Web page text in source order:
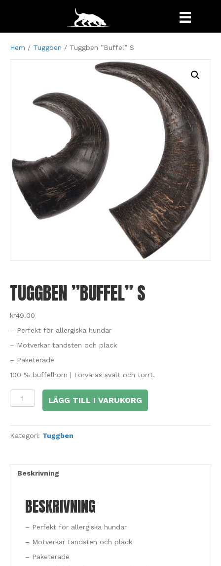
Hem / Tuggben / Tuggben ”Buffel” S
TUGGBEN ”BUFFEL” S
kr49.00
– Perfekt för allergiska hundar
– Motverkar tandsten och plack
– Paketerade
100 % buffelhorn | Förvaras svalt och torrt.
"Buffel"
mängd
LÄGG TILL I VARUKORG
Kategori: Tuggben
Beskrivning
BESKRIVNING
– Perfekt för allergiska hundar
– Motverkar tandsten och plack
– Paketerade